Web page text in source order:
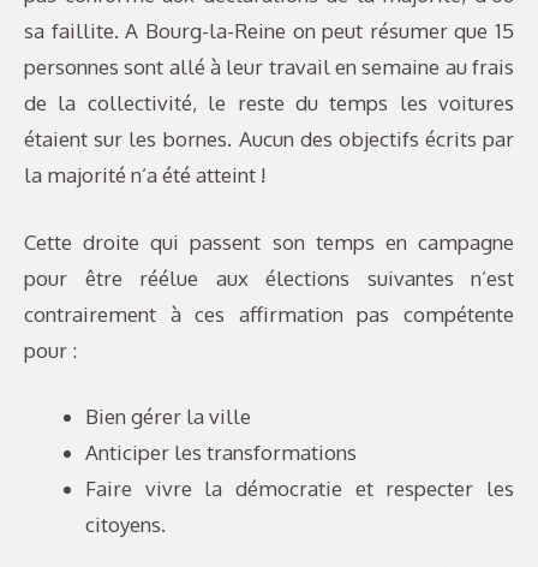
sa faillite. A Bourg-la-Reine on peut résumer que 15
personnes sont allé à leur travail en semaine au frais
de la collectivité, le reste du temps les voitures
étaient sur les bornes. Aucun des objectifs écrits par
la majorité n’a été atteint !
Cette droite qui passent son temps en campagne
pour être réélue aux élections suivantes n’est
contrairement à ces affirmation pas compétente
pour :
Bien gérer la ville
Anticiper les transformations
Faire vivre la démocratie et respecter les
citoyens.